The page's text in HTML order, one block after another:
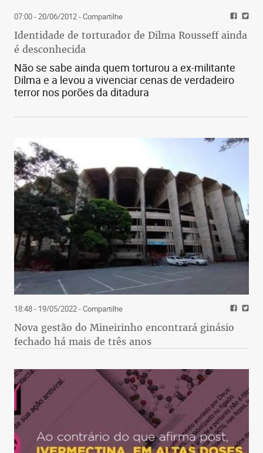
07:00 - 20/06/2012- Compartilhe
Identidade de torturador de Dilma Rousseff ainda
é desconhecida
Não se sabe ainda quem torturou a ex-militante
Dilma e a levou a vivenciar cenas de verdadeiro
terror nos porões da ditadura
18:48 - 19/05/2022- Compartilhe
Nova gestão do Mineirinho encontrará ginásio
fechado há mais de três anos